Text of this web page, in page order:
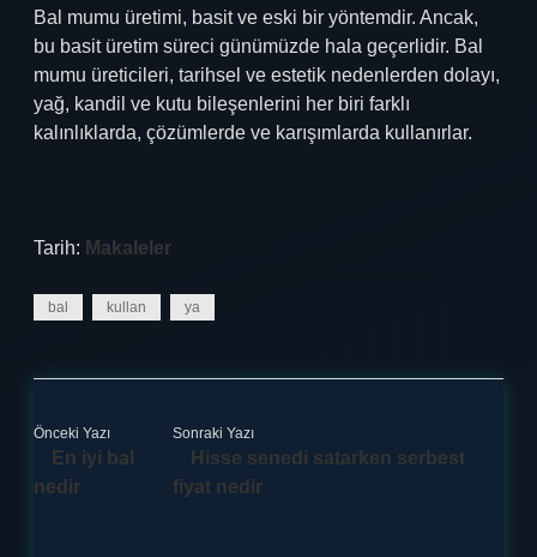
Bal mumu üretimi, basit ve eski bir yöntemdir. Ancak,
bu basit üretim süreci günümüzde hala geçerlidir. Bal
mumu üreticileri, tarihsel ve estetik nedenlerden dolayı,
yağ, kandil ve kutu bileşenlerini her biri farklı
kalınlıklarda, çözümlerde ve karışımlarda kullanırlar.
Tarih: Makaleler
bal kullan ya
Önceki Yazı
En iyi bal
nedir
Sonraki Yazı
Hisse senedi satarken serbest
fiyat nedir